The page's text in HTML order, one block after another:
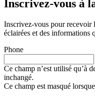
Inscrivez-vous à
Inscrivez-vous pour recevoir
éclairées et des informations
Phone
Ce champ n’est utilisé qu’à
inchangé.
Ce champ est masqué